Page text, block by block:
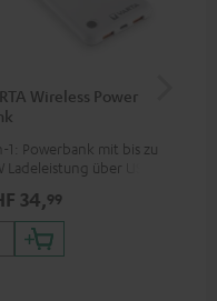
Wireless Power
1: Powerbank mit bis zu
Ladeleistung über USB
10W Ladestrom
34,99